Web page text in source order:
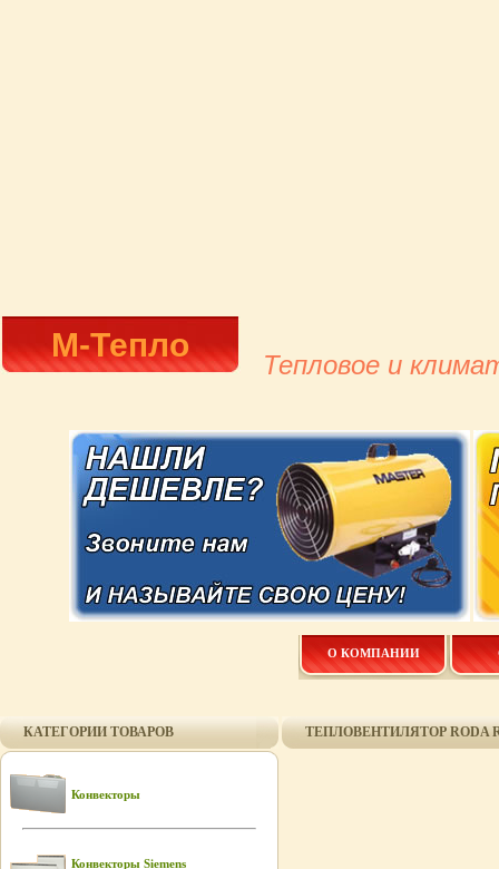
М-Тепло
Тепловое и
О КОМПАНИИ
КАТЕГОРИИ ТОВАРОВ
Конвекторы
Конвекторы Siemens
ТЕПЛОВЕНТИЛЯТОР RODA